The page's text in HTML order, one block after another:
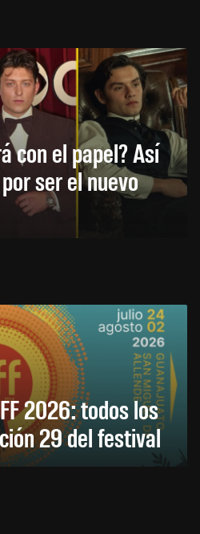
con el papel? Así
ser el nuevo
2026: todos los
29 del festival